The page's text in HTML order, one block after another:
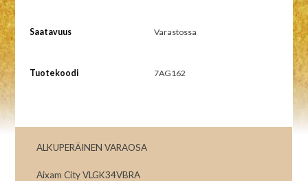
Saatavuus Varastossa
Tuotekoodi 7AG162
ALKUPERÄINEN VARAOSA
Aixam City VLGK34VBRA